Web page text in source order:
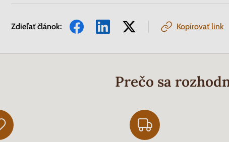
Zdieľať článok: Kopírovať link
Prečo sa